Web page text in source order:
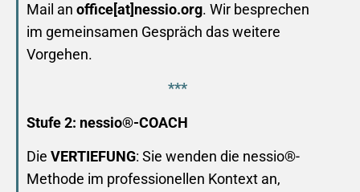
Mail an office[at]nessio.org. Wir besprechen
im gemeinsamen Gespräch das weitere
Vorgehen.
***
Stufe 2: nessio®-COACH
Die VERTIEFUNG: Sie wenden die nessio®-
Methode im professionellen Kontext an,